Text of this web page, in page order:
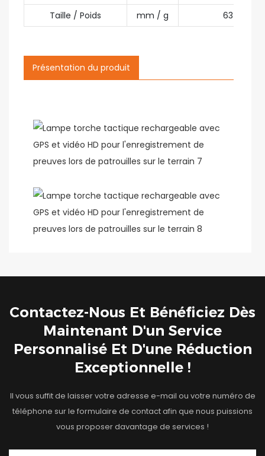
Taille / Poids mm / g 63×250 /
Présentation du produit
Contactez-Nous Et Bénéficiez Dès
Maintenant D'un Service
Personnalisé Et D'une Réduction
Exceptionnelle !
Il vous suffit de laisser votre adresse e-mail ou votre numéro de
téléphone sur le formulaire de contact afin que nous puissions
vous proposer davantage de services !